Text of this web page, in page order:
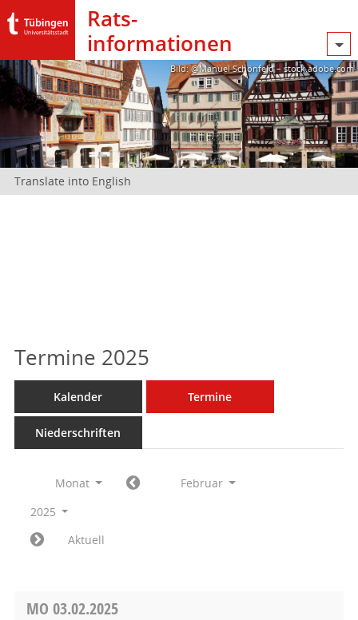
Rats­
informationen
Bild: @Manuel Schönfeld – stock.adobe.com
Translate into English
Termine 2025
Kalender Termine
Niederschriften
Monat
Februar
2025
Aktuell
MO 03.02.2025